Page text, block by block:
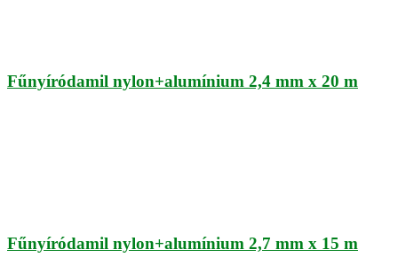
Fűnyíródamil nylon+alumínium 2,4 mm x 20 m
Fűnyíródamil nylon+alumínium 2,7 mm x 15 m